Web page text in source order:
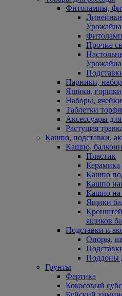
Фитолампы,
Прочие
Парники,
Ящики,
Наборы,
Таблетки
Аксессуары
Растущая
Кашпо, подставки,
Кашпо,
Пластик
Керамика
Кашпо
Кашпо
Кашпо на
Ящики
ящиков
Подставки и
Опоры,
Поддоны
Грунты
Фертика
Кокосовый